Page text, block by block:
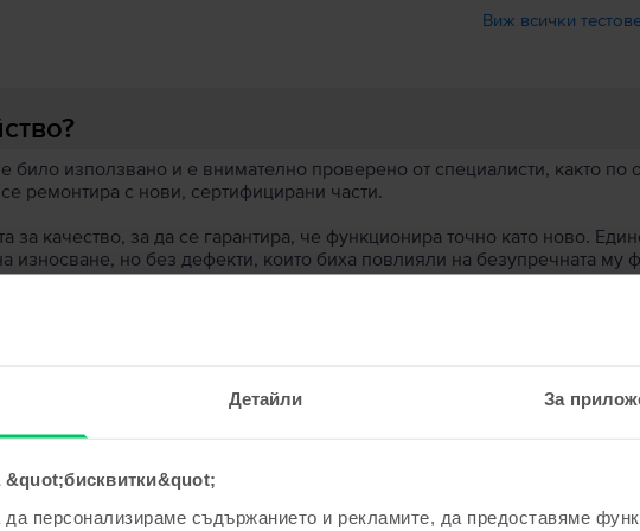
Детайли За
&quot;бисквитки&quot;
да персонализираме съдържанието и рекламите, да предоставяме
Виж всички
било използвано и е внимателно проверено от специалисти, както по
ремонтира с нови, сертифицирани части.
за качество, за да се гарантира, че функционира точно като ново.
износване, но без дефекти, които биха повлияли на безупречната му